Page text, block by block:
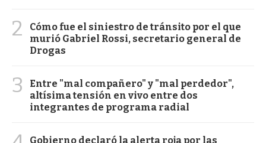
2
Cómo fue el siniestro de tránsito por el que
murió Gabriel Rossi, secretario general de
Drogas
3
Entre "mal compañero" y "mal perdedor",
altísima tensión en vivo entre dos
integrantes de programa radial
Gobierno declaró la alerta roja por las